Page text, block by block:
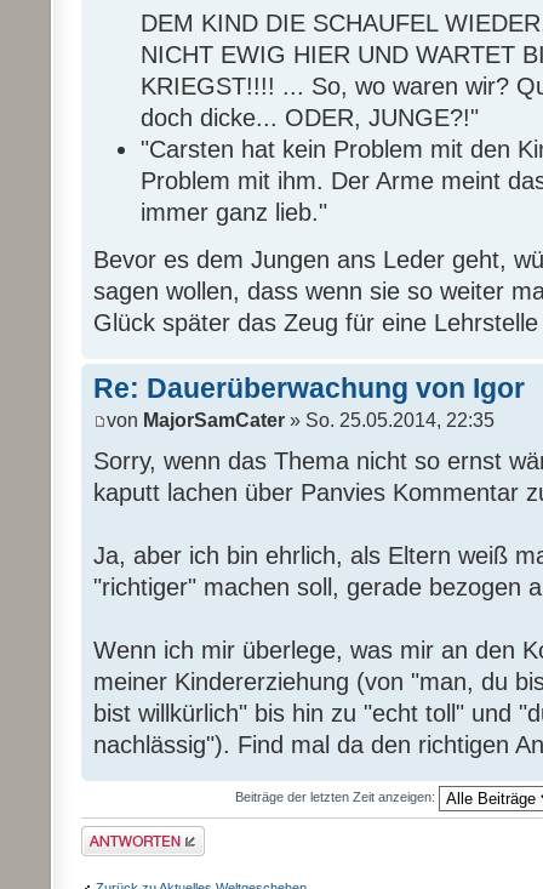
DEM KIND DIE SCHAUFEL
NICHT EWIG HIER UND WARTET
KRIEGST!!!! ... So, wo waren wir?
doch dicke... ODER, JUNGE?!"
"Carsten hat kein Problem mit den
Problem mit ihm. Der Arme meint
immer ganz lieb."
Bevor es dem Jungen ans Leder geht,
sagen wollen, dass wenn sie so weiter
Glück später das Zeug für eine
Re: Dauerüberwachung von Igor
von MajorSamCater » So. 25.05.2014, 22:35
Sorry, wenn das Thema nicht so ernst
kaputt lachen über Panvies Kommentar
Ja, aber ich bin ehrlich, als Eltern weiß
"richtiger" machen soll, gerade bezogen
Wenn ich mir überlege, was mir an den
meiner Kindererziehung (von "man, du
bist willkürlich" bis hin zu "echt toll" und
nachlässig"). Find mal da den richtigen
Beiträge der letzten Zeit anzeigen:
Antwort erstellen